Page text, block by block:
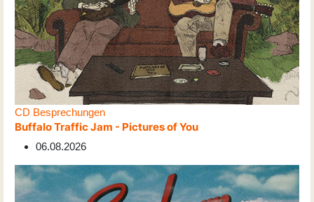
CD Besprechungen
Buffalo Traffic Jam - Pictures of You
06.08.2026